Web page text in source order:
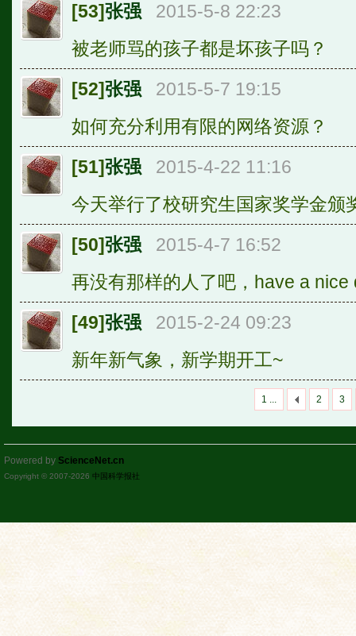
[53]张强
2015-5-8 22:23
被老师骂的孩子都是坏孩子吗？
[52]张强
2015-5-7 19:15
如何充分利用有限的网络资源？
[51]张强
2015-4-22 11:16
今天举行了校研究生国家奖学金颁
[50]张强
2015-4-7 16:52
再没有那样的人了吧，have a nice
[49]张强
2015-2-24 09:23
新年新气象，新学期开工~
1 ... 2 3
Powered by ScienceNet.cn
Copyright © 2007-2026 中国科学报社